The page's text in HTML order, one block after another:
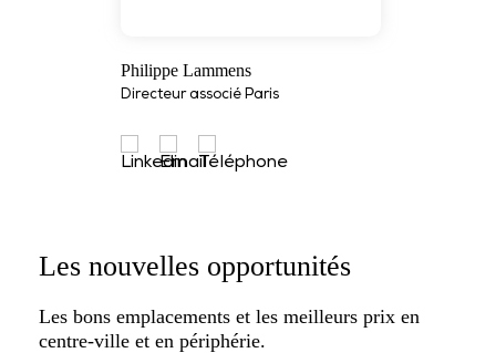
Philippe Lammens
Directeur associé Paris
Les nouvelles opportunités
Les bons emplacements et les meilleurs prix en
centre-ville et en périphérie.